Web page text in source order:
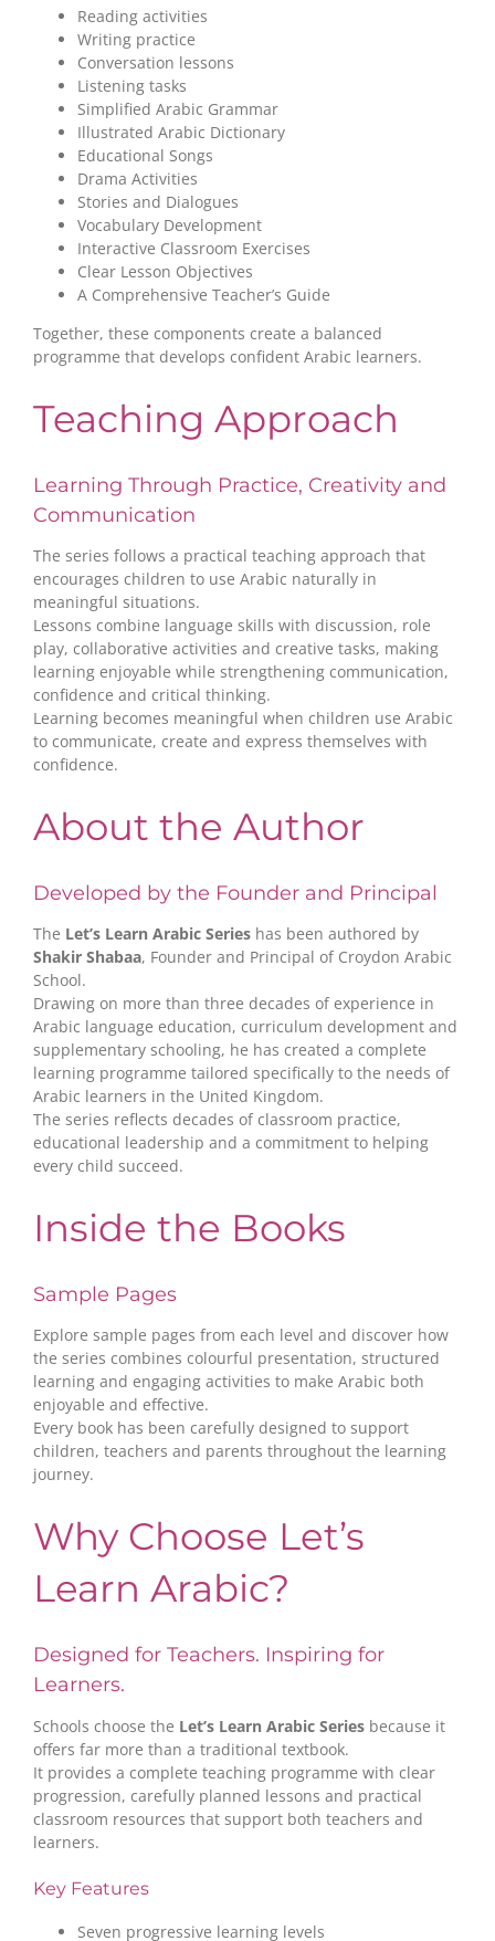
Reading activities
Writing practice
Conversation lessons
Listening tasks
Simplified Arabic Grammar
Illustrated Arabic Dictionary
Educational Songs
Drama Activities
Stories and Dialogues
Vocabulary Development
Interactive Classroom Exercises
Clear Lesson Objectives
A Comprehensive Teacher’s Guide
Together, these components create a balanced
programme that develops confident Arabic learners.
Teaching Approach
Learning Through Practice, Creativity and
Communication
The series follows a practical teaching approach that
encourages children to use Arabic naturally in
meaningful situations.
Lessons combine language skills with discussion, role
play, collaborative activities and creative tasks, making
learning enjoyable while strengthening communication,
confidence and critical thinking.
Learning becomes meaningful when children use Arabic
to communicate, create and express themselves with
confidence.
About the Author
Developed by the Founder and Principal
The Let’s Learn Arabic Series has been authored by
Shakir Shabaa, Founder and Principal of Croydon Arabic
School.
Drawing on more than three decades of experience in
Arabic language education, curriculum development and
supplementary schooling, he has created a complete
learning programme tailored specifically to the needs of
Arabic learners in the United Kingdom.
The series reflects decades of classroom practice,
educational leadership and a commitment to helping
every child succeed.
Inside the Books
Sample Pages
Explore sample pages from each level and discover how
the series combines colourful presentation, structured
learning and engaging activities to make Arabic both
enjoyable and effective.
Every book has been carefully designed to support
children, teachers and parents throughout the learning
journey.
Why Choose Let’s
Learn Arabic?
Designed for Teachers. Inspiring for
Learners.
Schools choose the Let’s Learn Arabic Series because it
offers far more than a traditional textbook.
It provides a complete teaching programme with clear
progression, carefully planned lessons and practical
classroom resources that support both teachers and
learners.
Key Features
Seven progressive learning levels